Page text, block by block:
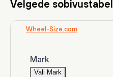
Velgede sobivustabel
Wheel-Size.com